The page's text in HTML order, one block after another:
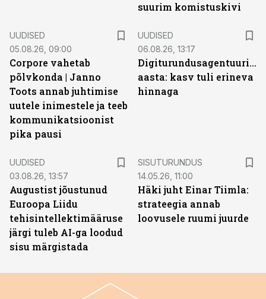
suurim komistuskivi
UUDISED
05.08.26, 09:00
Corpore vahetab
põlvkonda | Janno
Toots annab juhtimise
uutele inimestele ja teeb
kommunikatsioonist
pika pausi
UUDISED
06.08.26, 13:17
Digiturundusagentuuride
aasta: kasv tuli erineva
hinnaga
UUDISED
03.08.26, 13:57
Augustist jõustunud
Euroopa Liidu
tehisintellektimääruse
järgi tuleb AI-ga loodud
sisu märgistada
SISUTURUNDUS
14.05.26, 11:00
Häki juht Einar Tiimla:
strateegia annab
loovusele ruumi juurde